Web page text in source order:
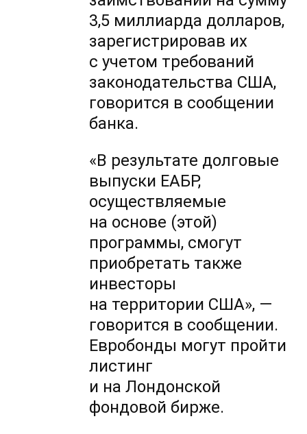
3,5 миллиарда долларов,
зарегистрировав их
с учетом требований
законодательства США,
говорится в сообщении
банка.
«В результате долговые
выпуски ЕАБР,
осуществляемые
на основе (этой)
программы, смогут
приобретать также
инвесторы
на территории США», —
говорится в сообщении.
Евробонды могут пройти
листинг
и на Лондонской
фондовой бирже.